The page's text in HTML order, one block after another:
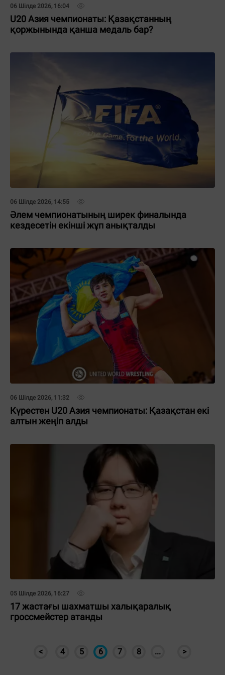
06 Шілде 2026, 16:04
U20 Азия чемпионаты: Қазақстанның
қоржынында қанша медаль бар?
06 Шілде 2026, 14:55
Әлем чемпионатының ширек финалында
кездесетін екінші жұп анықталды
06 Шілде 2026, 11:32
Күрестен U20 Азия чемпионаты: Қазақстан екі
алтын жеңіп алды
05 Шілде 2026, 16:27
17 жастағы шахматшы халықаралық
гроссмейстер атанды
< 4 5 6 7 8 ... >